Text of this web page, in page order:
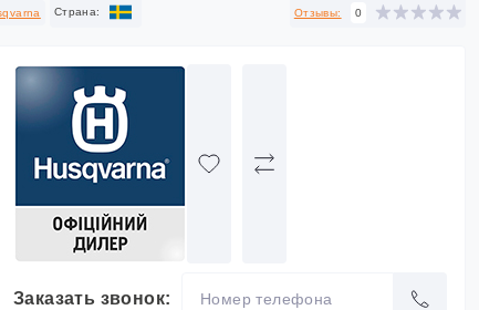
Cтрана: Отзывы: 0
Заказать звонок: